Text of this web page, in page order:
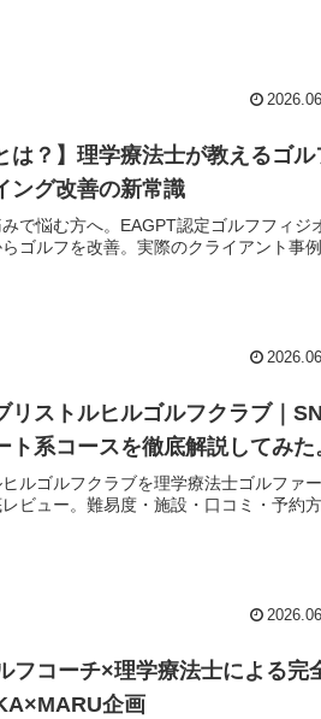
は？】理学療法士が教えるゴル
ング改善の新常識
で悩む方へ。EAGPT認定ゴルフフィジ
ゴルフを改善。実際のクライアント事
リストルヒルゴルフクラブ｜
ト系コースを徹底解説してみた
ルゴルフクラブを理学療法士ゴルファ
ビュー。難易度・施設・口コミ・予約
フコーチ×理学療法士による完
企画